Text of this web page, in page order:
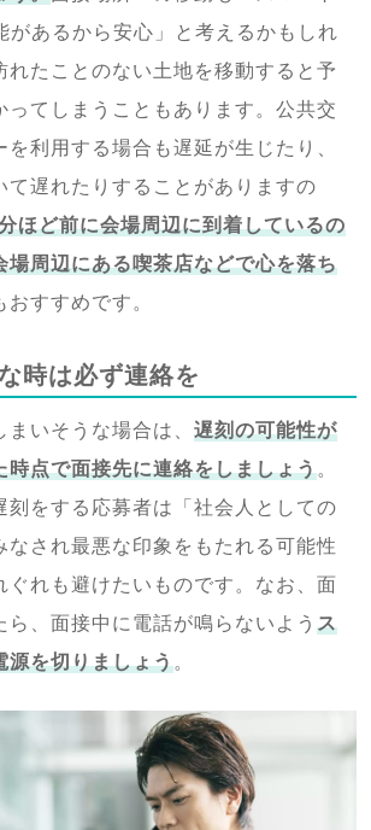
があるから安心」と考えるかもしれ
れたことのない土地を移動すると予
ってしまうこともあります。公共交
利用する場合も遅延が生じたり、
て遅れたりすることがありますの
ほど前に会場周辺に到着しているの
場周辺にある喫茶店などで心を落ち
おすすめです。
時は必ず連絡を
いそうな場合は、 遅刻の可能性が
時点で面接先に連絡をしましょう。
刻をする応募者は「社会人としての
なされ最悪な印象をもたれる可能性
ぐれも避けたいものです。なお、面
、面接中に電話が鳴らないよう ス
源を切りましょう。